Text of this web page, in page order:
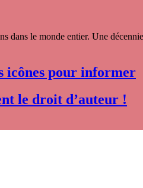
dans le monde entier. Une
icônes pour informer
le droit d’auteur !